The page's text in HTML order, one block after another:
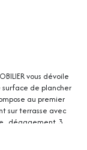
vous dévoile
surface de plancher
au premier
sur terrasse avec
, dégagement, 3